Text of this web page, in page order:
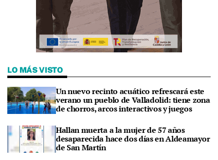
LO MÁS VISTO
Un nuevo recinto acuático refrescará este
verano un pueblo de Valladolid: tiene zona
de chorros, arcos interactivos y juegos
Hallan muerta a la mujer de 57 años
desaparecida hace dos días en Aldeamayor
de San Martín